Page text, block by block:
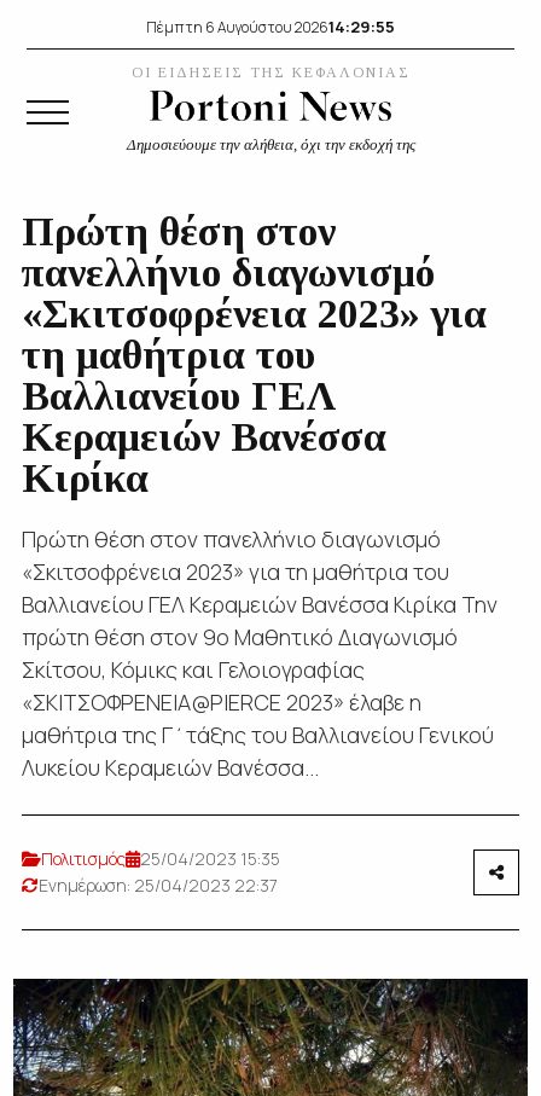
Πέμπτη 6 Αυγούστου 202614:29:56
ΟΙ ΕΙΔΗΣΕΙΣ ΤΗΣ ΚΕΦΑΛΟΝΙΑΣ
Δημοσιεύουμε την αλήθεια, όχι την εκδοχή της
Πρώτη θέση στον
πανελλήνιο διαγωνισμό
«Σκιτσοφρένεια 2023» για
τη μαθήτρια του
Βαλλιανείου ΓΕΛ
Κεραμειών Βανέσσα
Κιρίκα
Πρώτη θέση στον πανελλήνιο διαγωνισμό
«Σκιτσοφρένεια 2023» για τη μαθήτρια του
Βαλλιανείου ΓΕΛ Κεραμειών Βανέσσα Κιρίκα Την
πρώτη θέση στον 9ο Μαθητικό Διαγωνισμό
Σκίτσου, Κόμικς και Γελοιογραφίας
«ΣΚΙΤΣΟΦΡΕΝΕΙΑ@PIERCE 2023» έλαβε η
μαθήτρια της Γ΄τάξης του Βαλλιανείου Γενικού
Λυκείου Κεραμειών Βανέσσα...
Πολιτισμός
25/04/2023 15:35
Ενημέρωση: 25/04/2023 22:37